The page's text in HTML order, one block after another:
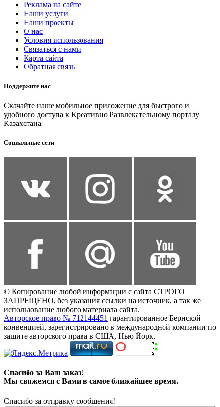
Реклама на сайте
Наши услуги
Наши проекты
О нас
Условия использования
Связаться с нами
Карта сайта
Обратная связь
Поддержите нас
Скачайте наше мобильное приложение для быстрого и
удобного доступа к Креативно Развлекательному порталу
Казахстана
Социальные сети
© Копирование любой информации с сайта СТРОГО
ЗАПРЕЩЕНО, без указания ссылки на источник, а так же
использование любого материала сайта.
Авторское право № 712144451 гарантированное Бернской
конвенцией, зарегистрировано в международной компании по
защите авторского права в США, Нью Йорк.
Спасибо за Ваш заказ!
Мы свяжемся с Вами в самое ближайшее время.
Спасибо за отправку сообщения!